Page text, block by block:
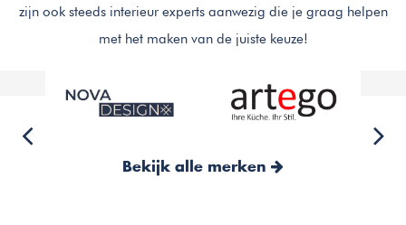
zijn ook steeds interieur experts aanwezig die je graag helpen
met het maken van de juiste keuze!
Bekijk alle merken